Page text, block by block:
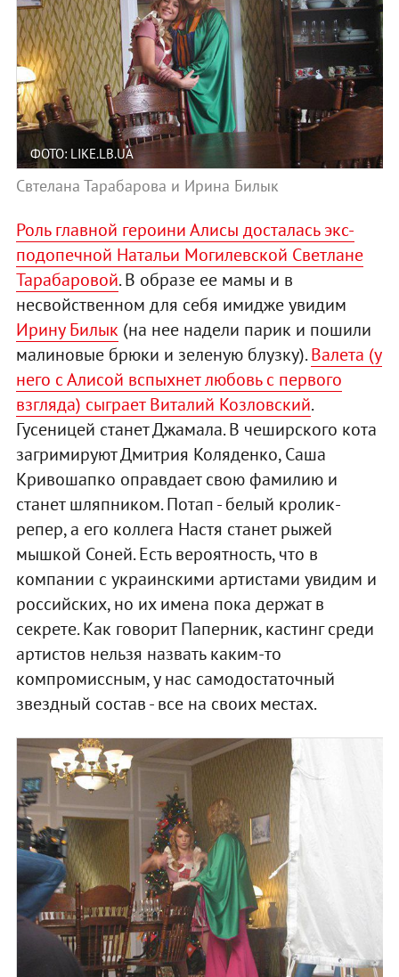
ФОТО: LIKE.LB.UA
Свтелана Тарабарова и Ирина Билык
Роль главной героини Алисы досталась экс-
подопечной Натальи Могилевской Светлане
Тарабаровой. В образе ее мамы и в
несвойственном для себя имидже увидим
Ирину Билык (на нее надели парик и пошили
малиновые брюки и зеленую блузку).Валета (у
него с Алисой вспыхнет любовь с первого
взгляда) сыграет Виталий Козловский.
Гусеницей станет Джамала. В чеширского кота
загримируют Дмитрия Коляденко, Саша
Кривошапко оправдает свою фамилию и
станет шляпником. Потап - белый кролик-
репер, а его коллега Настя станет рыжей
мышкой Соней. Есть вероятность, что в
компании с украинскими артистами увидим и
российских, но их имена пока держат в
секрете. Как говорит Паперник, кастинг среди
артистов нельзя назвать каким-то
компромиссным, у нас самодостаточный
звездный состав - все на своих местах.